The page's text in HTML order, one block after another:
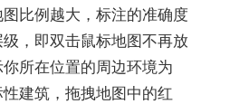
比例越大，标注的准确度
，即双击鼠标地图不再放
所在位置的周边环境为
建筑，拖拽地图中的红